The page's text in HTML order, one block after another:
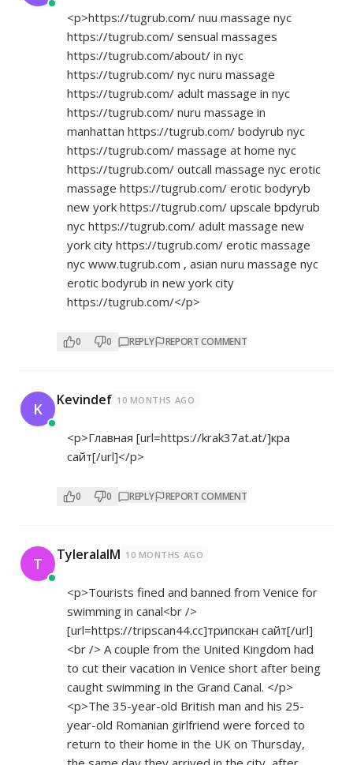
<p>https://tugrub.com/ nuu massage nyc
https://tugrub.com/ sensual massages
https://tugrub.com/about/ in nyc
https://tugrub.com/ nyc nuru massage
https://tugrub.com/ adult massage in nyc
https://tugrub.com/ nuru massage in
manhattan https://tugrub.com/ bodyrub nyc
https://tugrub.com/ massage at home nyc
https://tugrub.com/ outcall massage nyc erotic
massage https://tugrub.com/ erotic bodyryb
new york https://tugrub.com/ upscale bpdyrub
nyc https://tugrub.com/ adult massage new
york city https://tugrub.com/ erotic massage
nyc www.tugrub.com , asian nuru massage nyc
erotic bodyrub in new york city
https://tugrub.com/</p>
0 0 REPLY REPORT COMMENT
K Kevindef 10 MONTHS AGO
<p>Главная [url=https://krak37at.at/]кра
сайт[/url]</p>
0 0 REPLY REPORT COMMENT
T TyleralalM 10 MONTHS AGO
<p>Tourists fined and banned from Venice for
swimming in canal<br />
[url=https://tripscan44.cc]трипскан сайт[/url]
<br /> A couple from the United Kingdom had
to cut their vacation in Venice short after being
caught swimming in the Grand Canal. </p>
<p>The 35-year-old British man and his 25-
year-old Romanian girlfriend were forced to
return to their home in the UK on Thursday,